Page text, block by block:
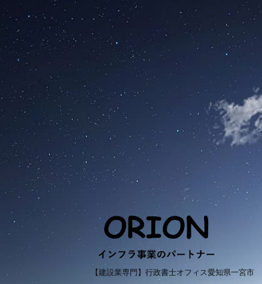
【建設業専門】行政書士オフィス愛知県一宮市